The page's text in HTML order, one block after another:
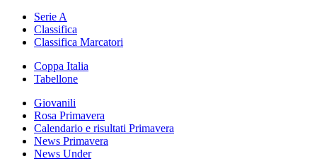
Serie A
Classifica
Classifica Marcatori
Coppa Italia
Tabellone
Giovanili
Rosa Primavera
Calendario e risultati Primavera
News Primavera
News Under